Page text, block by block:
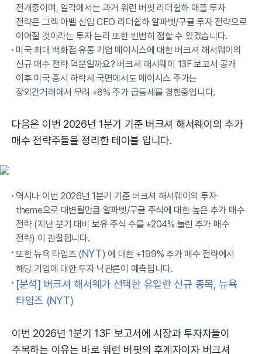
전개중이며, 일각에서는 과거 워런 버핏 리더쉽하 애플 투자
전략은 그렉 아벨 신임 CEO 리더쉽하 알파벳/구글 투자 전략으로
이어질 것이라는 투자 논리 또한 빈번히 접할 수 있겠습니다.
미국 최대 백화점 유통 기업 메이시스에 대한 버크셔 해서웨이의
신규 매수 전략 덕분일까요? 버크셔 해서웨이 13F 보고서 공개
이후 미국 증시 하락세 국면에서도 메이시스 주가는
장외간거래에서 무려 +8% 주가 급등세를 경험중입니다.
다음은 이번 2026년 1분기 기준 버크셔 해서웨이의 추가
매수 전략주들을 정리한 테이블 입니다.
역시나 이번 2026년 1분기 기준 버크셔 해서웨이의 투자
theme으로 대변될만큼 알파벳/구글 주식에 대한 높은 추가 매수
전략 (지난 분기 대비 보유 주식 수를 +204% 늘린 추가 매수
전략) 이 관찰됩니다.
또한 뉴욕 타임즈 (NYT) 에 대한 +199% 추가 매수 전략에서
해당 기업에 대한 투자 낙관론이 예측됩니다.
[분석] 버크셔 해서웨가 선택한 유일한 신규 종목, 뉴욕
타임즈 (NYT)
이번 2026년 1분기 13F 보고서에 시장과 투자자들이
주목하는 이유는 바로 워런 버핏의 후계자이자 버크셔